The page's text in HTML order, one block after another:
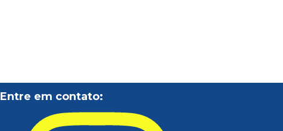
Entre em contato: